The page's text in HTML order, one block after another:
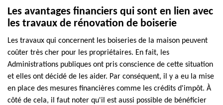
Les avantages financiers qui sont en lien avec
les travaux de rénovation de boiserie
Les travaux qui concernent les boiseries de la maison peuvent
coûter très cher pour les propriétaires. En fait, les
Administrations publiques ont pris conscience de cette situation
et elles ont décidé de les aider. Par conséquent, il y a eu la mise
en place des mesures financières comme les crédits d'impôt. À
côté de cela, il faut noter qu'il est aussi possible de bénéficier